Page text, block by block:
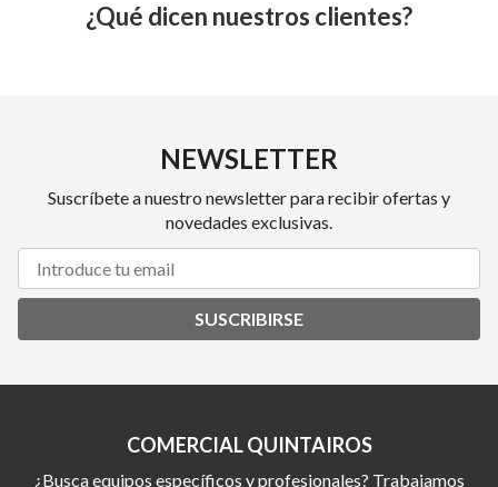
¿Qué dicen nuestros clientes?
NEWSLETTER
Suscríbete a nuestro newsletter para recibir ofertas y
novedades exclusivas.
SUSCRIBIRSE
COMERCIAL QUINTAIROS
¿Busca equipos específicos y profesionales? Trabajamos